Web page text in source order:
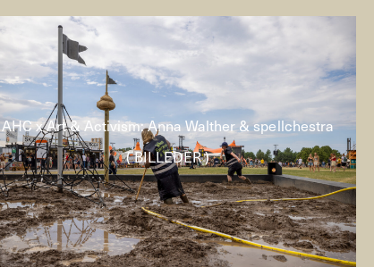
AHC x Art & Activism: Anna Walther & spellchestra
( BILLEDER )